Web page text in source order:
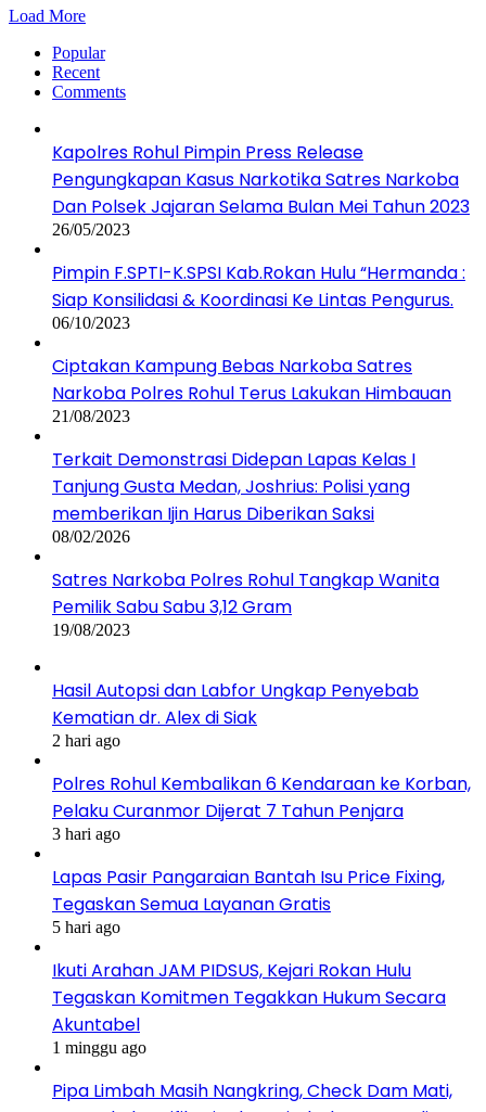
Load More
Popular
Recent
Comments
Kapolres Rohul Pimpin Press Release
Pengungkapan Kasus Narkotika Satres Narkoba
Dan Polsek Jajaran Selama Bulan Mei Tahun 2023
26/05/2023
Pimpin F.SPTI-K.SPSI Kab.Rokan Hulu “Hermanda :
Siap Konsilidasi & Koordinasi Ke Lintas Pengurus.
06/10/2023
Ciptakan Kampung Bebas Narkoba Satres
Narkoba Polres Rohul Terus Lakukan Himbauan
21/08/2023
Terkait Demonstrasi Didepan Lapas Kelas I
Tanjung Gusta Medan, Joshrius: Polisi yang
memberikan Ijin Harus Diberikan Saksi
08/02/2026
Satres Narkoba Polres Rohul Tangkap Wanita
Pemilik Sabu Sabu 3,12 Gram
19/08/2023
Hasil Autopsi dan Labfor Ungkap Penyebab
Kematian dr. Alex di Siak
2 hari ago
Polres Rohul Kembalikan 6 Kendaraan ke Korban,
Pelaku Curanmor Dijerat 7 Tahun Penjara
3 hari ago
Lapas Pasir Pangaraian Bantah Isu Price Fixing,
Tegaskan Semua Layanan Gratis
5 hari ago
Ikuti Arahan JAM PIDSUS, Kejari Rokan Hulu
Tegaskan Komitmen Tegakkan Hukum Secara
Akuntabel
1 minggu ago
Pipa Limbah Masih Nangkring, Check Dam Mati,